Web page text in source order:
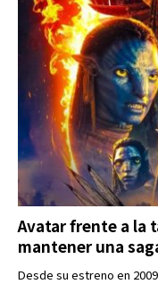
Avatar frente a la
mantener una
Desde su estreno en